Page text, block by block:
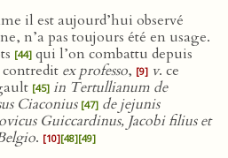
il est aujourd’hui observé
n’a pas toujours été en usage.
[44] qui l’on combattu depuis
contredit ex professo, [9] v. ce
[45] in Tertullianum de
Ciaconius [47] de jejunis
Guiccardinus, Jacobi filius et
. [10][48][49]